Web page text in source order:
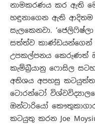
නාමකරණය කර ඇති
හඳුනාගෙන ඇති ආදිතම
සැලකෙනවා.
සත්ත්ව කාණ්ඩයන්ගෙන්
උපකල්පනය කෙරුණත්
කැම්බ්‍රියානු ෆොසිල
අතිශය අපහසු
ටොරන්ටෝ
ඔන්ටාරියෝ
කටයුතු කරන Joe